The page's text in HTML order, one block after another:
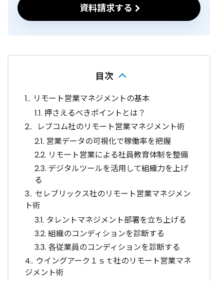
資料請求する
目次
1. リモート営業マネジメントの基本
1.1. 押さえるべきポイントとは？
2.
レブコム社のリモート営業マネジメント術
2.1. 営業データの可視化で稼働率を把握
2.2. リモート営業による社員教育体制を整備
2.3. デジタルツールを活用して組織力を上げ
る
3. セレブリックス社のリモート営業マネジメン
ト術
3.1. タレントマネジメント部署を立ち上げる
3.2. 組織のコンディションを診断する
3.3. 各従業員のコンディションを診断する
4. ウイングアーク１ｓｔ社のリモート営業マネ
ジメント術